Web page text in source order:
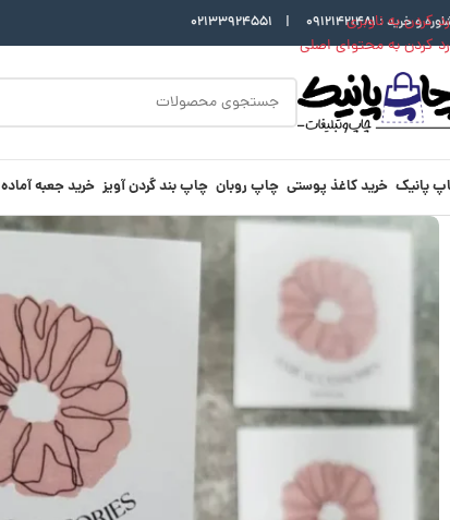
رد کردن به ناوبری
رد کردن به محتوای اصلی
و خرید :09121421481
|
02133924551
پانیک خرید کاغذ پوستی چاپ روبان چاپ بند گردن آویز خرید جعبه آماده